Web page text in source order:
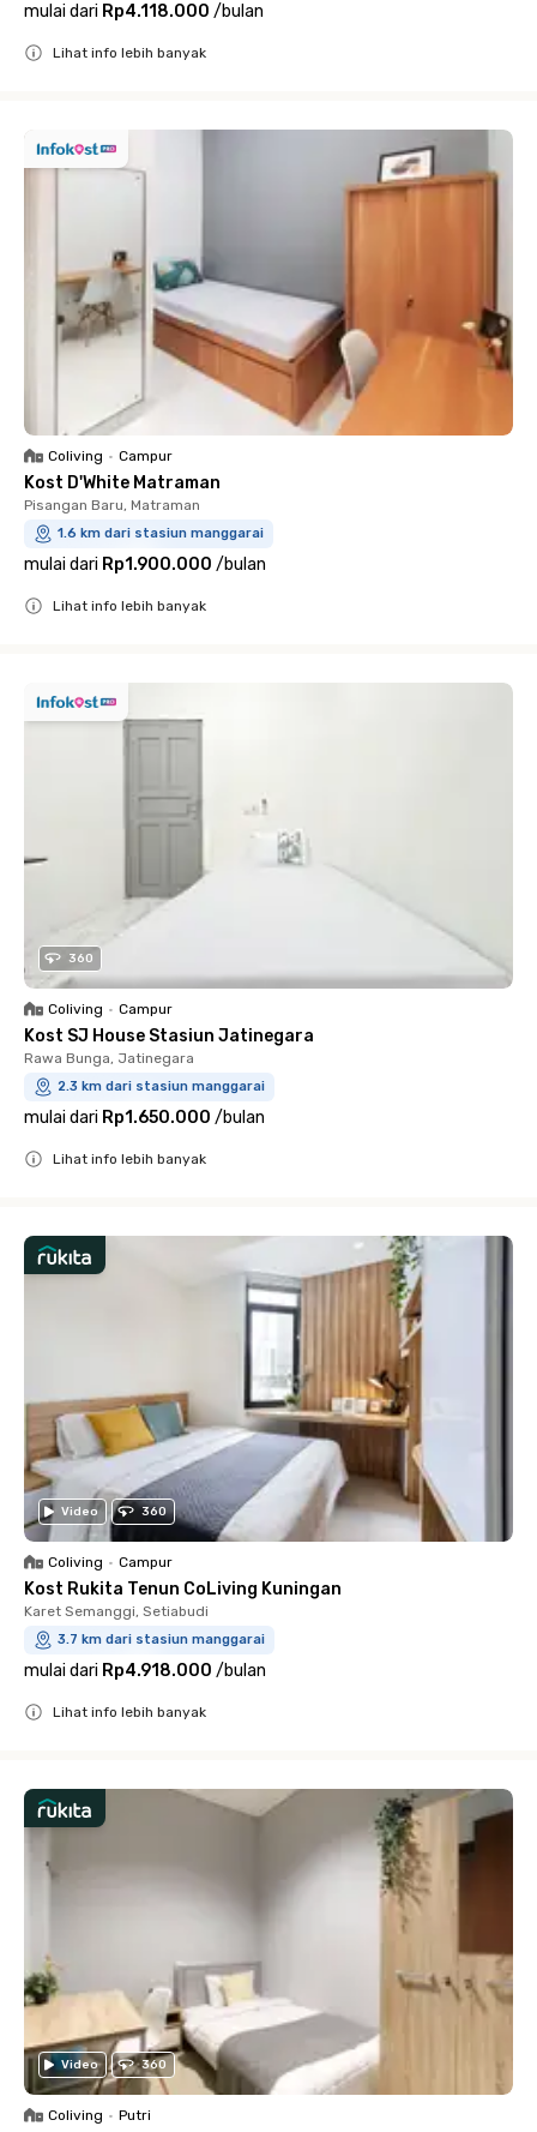
mulai dari Rp4.118.000 /bulan
Lihat info lebih banyak
Coliving • Campur
Kost D'White Matraman
Pisangan Baru, Matraman
1.6 km dari stasiun manggarai
mulai dari Rp1.900.000 /bulan
Lihat info lebih banyak
360
Coliving • Campur
Kost SJ House Stasiun Jatinegara
Rawa Bunga, Jatinegara
2.3 km dari stasiun manggarai
mulai dari Rp1.650.000 /bulan
Lihat info lebih banyak
Video 360
Coliving • Campur
Kost Rukita Tenun CoLiving Kuningan
Karet Semanggi, Setiabudi
3.7 km dari stasiun manggarai
mulai dari Rp4.918.000 /bulan
Lihat info lebih banyak
Video 360
Coliving • Putri